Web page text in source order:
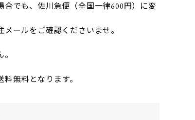
でも、佐川急便（全国一律600円）に変
ールをご確認くださいませ。
無料となります。